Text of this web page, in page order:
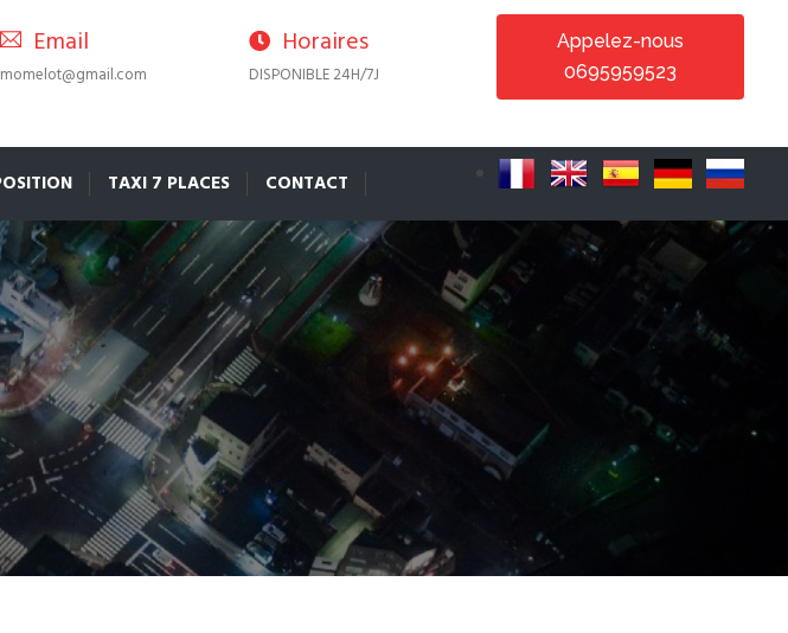
Email
momelot@gmail.com
Horaires
DISPONIBLE 24H/7J
Appelez-nous
0695959523
TAXI 7 PLACES CONTACT